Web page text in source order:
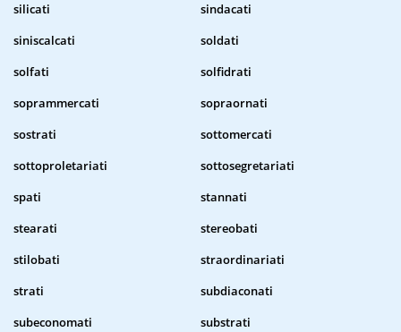
silicati
sindacati
siniscalcati
soldati
solfati
solfidrati
soprammercati
sopraornati
sostrati
sottomercati
sottoproletariati
sottosegretariati
spati
stannati
stearati
stereobati
stilobati
straordinariati
strati
subdiaconati
subeconomati
substrati